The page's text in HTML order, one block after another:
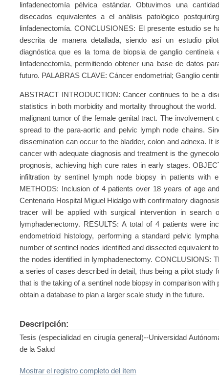
linfadenectomía pélvica estándar. Obtuvimos una
disecados equivalentes a el análisis patológico
linfadenectomía. CONCLUSIONES: El presente estudio se
descrita de manera detallada, siendo así un estudio
diagnóstica que es la toma de biopsia de ganglio
linfadenectomía, permitiendo obtener una base de datos
futuro. PALABRAS CLAVE: Cáncer endometrial; Ganglio
ABSTRACT INTRODUCTION: Cancer continues to be a
statistics in both morbidity and mortality throughout the
malignant tumor of the female genital tract. The involvement
spread to the para-aortic and pelvic lymph node chains.
dissemination can occur to the bladder, colon and adnexa. It
cancer with adequate diagnosis and treatment is the
prognosis, achieving high cure rates in early stages.
infiltration by sentinel lymph node biopsy in patients with
METHODS: Inclusion of 4 patients over 18 years of age
Centenario Hospital Miguel Hidalgo with confirmatory
tracer will be applied with surgical intervention in search
lymphadenectomy. RESULTS: A total of 4 patients were
endometrioid histology, performing a standard pelvic
number of sentinel nodes identified and dissected equivalent
the nodes identified in lymphadenectomy. CONCLUSIONS:
a series of cases described in detail, thus being a pilot study
that is the taking of a sentinel node biopsy in comparison
obtain a database to plan a larger scale study in the future.
Descripción:
Tesis (especialidad en cirugía general)--Universidad
de la Salud
Mostrar el registro completo del ítem